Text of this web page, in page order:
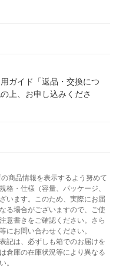
ガイド「返品・交換につ
上、お申し込みくださ
商品情報を表示するよう努めて
格・仕様（容量、パッケージ、
います。このため、実際にお届
る場合がございますので、ご使
意書きをご確認ください。さら
にお問い合わせください。
記は、必ずしも箱でのお届けを
倉庫の在庫状況等により異なる
。